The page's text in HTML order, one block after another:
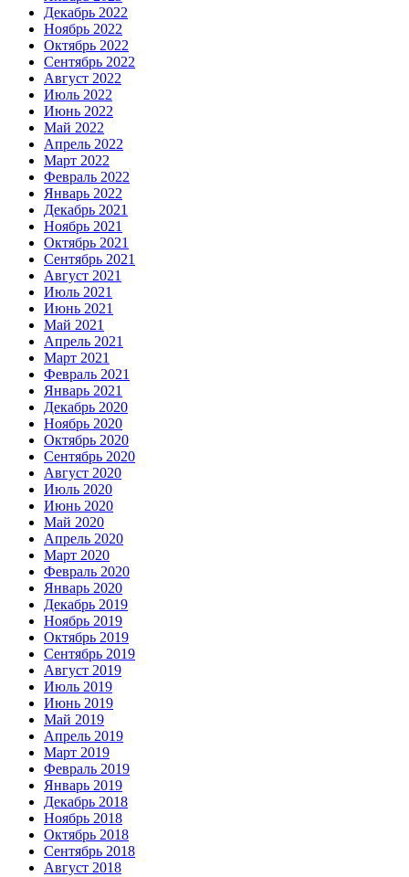
Декабрь 2022
Ноябрь 2022
Октябрь 2022
Сентябрь 2022
Август 2022
Июль 2022
Июнь 2022
Май 2022
Апрель 2022
Март 2022
Февраль 2022
Январь 2022
Декабрь 2021
Ноябрь 2021
Октябрь 2021
Сентябрь 2021
Август 2021
Июль 2021
Июнь 2021
Май 2021
Апрель 2021
Март 2021
Февраль 2021
Январь 2021
Декабрь 2020
Ноябрь 2020
Октябрь 2020
Сентябрь 2020
Август 2020
Июль 2020
Июнь 2020
Май 2020
Апрель 2020
Март 2020
Февраль 2020
Январь 2020
Декабрь 2019
Ноябрь 2019
Октябрь 2019
Сентябрь 2019
Август 2019
Июль 2019
Июнь 2019
Май 2019
Апрель 2019
Март 2019
Февраль 2019
Январь 2019
Декабрь 2018
Ноябрь 2018
Октябрь 2018
Сентябрь 2018
Август 2018